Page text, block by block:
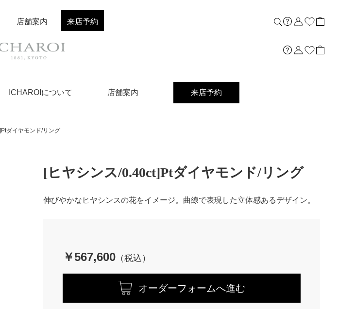
ICHAROIについて 店舗案内 来店予約
店舗案内 来店予約
ダイヤモンド/リング
[ヒヤシンス/0.40ct]Ptダイヤモンド/リング
伸びやかなヒヤシンスの花をイメージ。曲線で表現した立体感あるデザイン。
￥567,600
オーダーフォームへ進む